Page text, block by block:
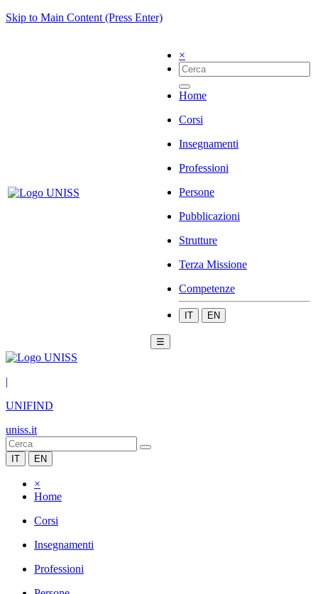
Skip to Main Content (Press Enter)
×
Home
Corsi
Insegnamenti
Professioni
Persone
Pubblicazioni
Strutture
Terza Missione
Competenze
IT EN
☰
|
UNIFIND
uniss.it
IT EN
×
Home
Corsi
Insegnamenti
Professioni